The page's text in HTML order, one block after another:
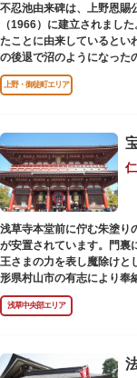
不忍池由来碑は、上野恩賜
（1966）に建立されまし
たことに由来しているとい
の後退で沼のようになった
上野・御徒町エリア
浅草寺本堂前に佇む朱塗り
が安置されています。門裏
王さまの力を表し魔除けと
形県村山市の有志により奉
ふれる吊灯篭も存在感を放
宝蔵門は、平安時代、武
在の門は1964年にホテル
浅草中央部エリア